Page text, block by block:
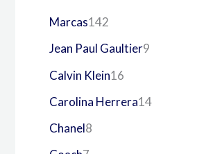
Marcas142
Jean Paul Gaultier9
Calvin Klein16
Carolina Herrera14
Chanel8